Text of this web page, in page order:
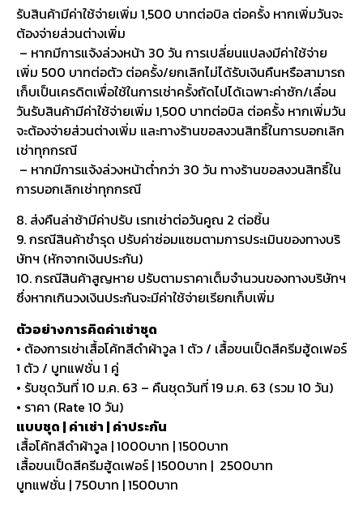
รับสินค้ามีค่าใช้จ่ายเพิ่ม 1,500 บาทต่อบิล ต่อครั้ง หากเพิ่มวันจะ
ต้องจ่ายส่วนต่างเพิ่ม
– หากมีการแจ้งล่วงหน้า 30 วัน การเปลี่ยนแปลงมีค่าใช้จ่าย
เพิ่ม 500 บาทต่อตัว ต่อครั้ง/ยกเลิกไม่ได้รับเงินคืนหรือสามารถ
เก็บเป็นเครดิตเพื่อใช้ในการเช่าครั้งถัดไปได้เฉพาะค่าซัก/เลื่อน
วันรับสินค้ามีค่าใช้จ่ายเพิ่ม 1,500 บาทต่อบิล ต่อครั้ง หากเพิ่มวัน
จะต้องจ่ายส่วนต่างเพิ่ม และทางร้านขอสงวนสิทธิ์ในการบอกเลิก
เช่าทุกกรณี
– หากมีการแจ้งล่วงหน้าต่ำกว่า 30 วัน ทางร้านขอสงวนสิทธิ์ใน
การบอกเลิกเช่าทุกกรณี
8. ส่งคืนล่าช้ามีค่าปรับ เรทเช่าต่อวันคูณ 2 ต่อชิ้น
9. กรณีสินค้าชำรุด ปรับค่าซ่อมแซมตามการประเมินของทางบริ
ษัทฯ (หักจากเงินประกัน)
10. กรณีสินค้าสูญหาย ปรับตามราคาเต็มจำนวนของทางบริษัทฯ
ซึ่งหากเกินวงเงินประกันจะมีค่าใช้จ่ายเรียกเก็บเพิ่ม
ตัวอย่างการคิดค่าเช่าชุด
• ต้องการเช่าเสื้อโค้ทสีดำผ้าวูล 1 ตัว / เสื้อขนเป็ดสีครีมฮู้ดเฟอร์
1 ตัว / บูทแฟชั่น 1 คู่
• รับชุดวันที่ 10 ม.ค. 63 – คืนชุดวันที่ 19 ม.ค. 63 (รวม 10 วัน)
• ราคา (Rate 10 วัน)
แบบชุด | ค่าเช่า | ค่าประกัน
เสื้อโค้ทสีดำผ้าวูล | 1000บาท | 1500บาท
เสื้อขนเป็ดสีครีมฮู้ดเฟอร์ | 1500บาท | 2500บาท
บูทแฟชั่น | 750บาท | 1500บาท